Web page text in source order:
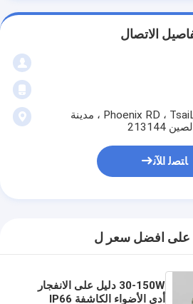
الاتصال
# 19 Phoenix RD ، TsaiLing Industrial Park ، مدينة
ﺎﺘﺼﻟ ﺍﻶﻧ
على افضل سعر ل
30-150W دليل على الانفجار
أدى الأضواء الكاشفة IP66